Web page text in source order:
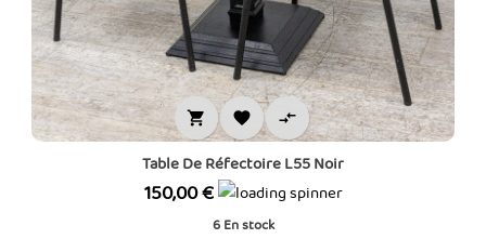
  
Table De Réfectoire L55 Noir
Prix
150,00 €
6 En stock